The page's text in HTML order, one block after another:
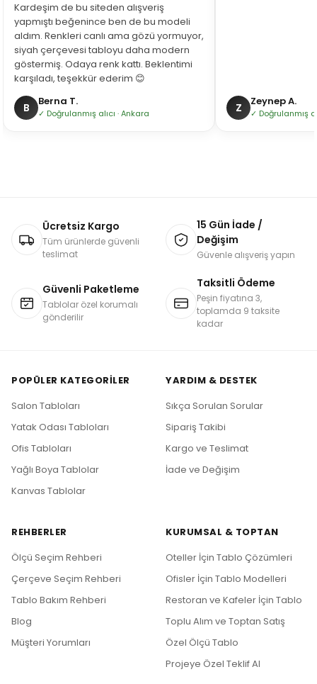
Kardeşim de bu siteden alışveriş
yapmıştı beğenince ben de bu modeli
aldım. Renkleri canlı ama gözü yormuyor,
siyah çerçevesi tabloyu daha modern
göstermiş. Odaya renk kattı. Beklentimi
karşıladı, teşekkür ederim 😊
B Berna T.
✓ Doğrulanmış alıcı · Ankara Z Zeynep A.
✓ Doğrulanmış
Ücretsiz Kargo
Tüm ürünlerde güvenli
teslimat
15 Gün İade /
Değişim
Güvenle alışveriş yapın
Güvenli Paketleme
Tablolar özel korumalı
gönderilir
Taksitli Ödeme
Peşin fiyatına 3,
toplamda 9 taksite
kadar
POPÜLER KATEGORILER
Salon Tabloları
Yatak Odası Tabloları
Ofis Tabloları
Yağlı Boya Tablolar
Kanvas Tablolar
YARDIM & DESTEK
Sıkça Sorulan Sorular
Sipariş Takibi
Kargo ve Teslimat
İade ve Değişim
REHBERLER
Ölçü Seçim Rehberi
Çerçeve Seçim Rehberi
Tablo Bakım Rehberi
Blog
Müşteri Yorumları
KURUMSAL & TOPTAN
Oteller İçin Tablo Çözümleri
Ofisler İçin Tablo Modelleri
Restoran ve Kafeler İçin Tablo
Toplu Alım ve Toptan Satış
Özel Ölçü Tablo
Projeye Özel Teklif Al